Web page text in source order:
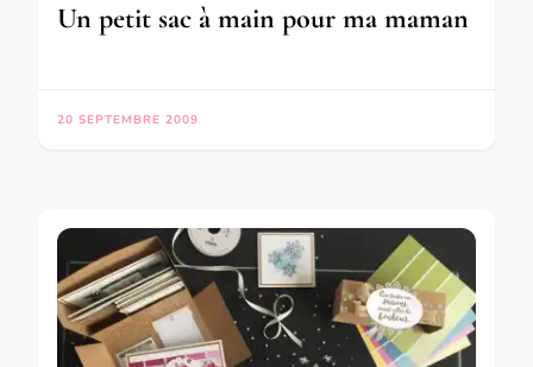
Un petit sac à main pour ma maman
20 SEPTEMBRE 2009